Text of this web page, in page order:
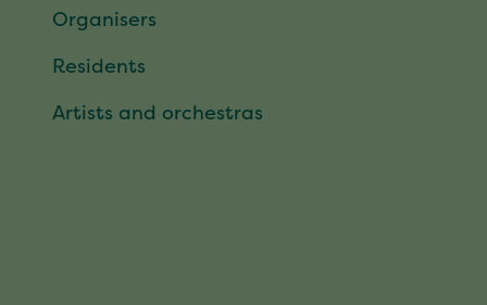
Organisers
Residents
Artists and orchestras